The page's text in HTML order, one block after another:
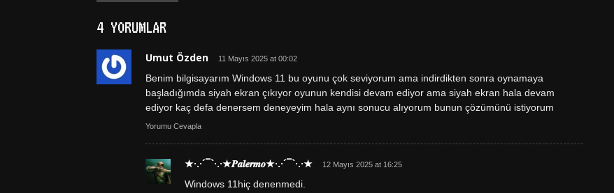
4 YORUMLAR
Umut Özden 11 Mayıs 2025 at 00:02
Benim bilgisayarım Windows 11 bu oyunu çok seviyorum ama indirdikten sonra oynamaya
başladığımda siyah ekran çıkıyor oyunun kendisi devam ediyor ama siyah ekran hala devam
ediyor kaç defa denersem deneyeyim hala aynı sonucu alıyorum bunun çözümünü istiyorum
Yorumu Cevapla
★·.·´¯`·.·★𝑷𝒂𝒍𝒆𝒓𝒎𝒐★·.·´¯`·.·★ 12 Mayıs 2025 at 16:25
Windows 11hiç denenmedi.